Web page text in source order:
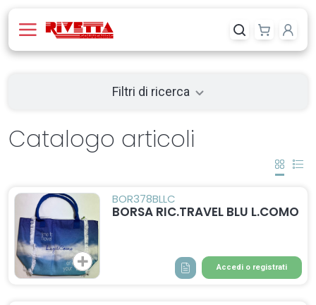
Filtri di ricerca
Catalogo articoli
BOR378BLLC
BORSA RIC.TRAVEL BLU L.COMO
Accedi o registrati